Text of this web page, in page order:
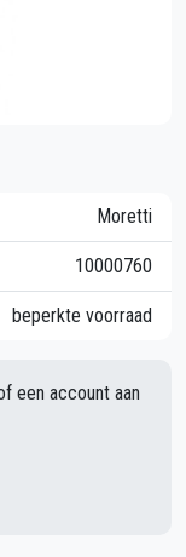
Moretti
10000760
beperkte voorraad
een account aan